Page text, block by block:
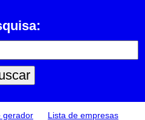
gerador
Lista de empresas